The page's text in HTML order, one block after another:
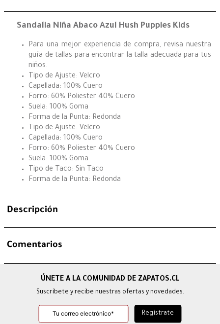
Sandalia Niña Abaco Azul Hush Puppies Kids
Para una mejor experiencia de compra, revisa nuestra
guía de tallas para encontrar la talla adecuada para tus
niños.
Tipo de Ajuste: Velcro
Capellada: 100% Cuero
Forro: 60% Poliester 40% Cuero
Suela: 100% Goma
Forma de la Punta: Redonda
Tipo de Ajuste: Velcro
Capellada: 100% Cuero
Forro: 60% Poliester 40% Cuero
Suela: 100% Goma
Tipo de Taco: Sin Taco
Forma de la Punta: Redonda
Descripción
Comentarios
Suscríbete y recibe nuestras ofertas y novedades.